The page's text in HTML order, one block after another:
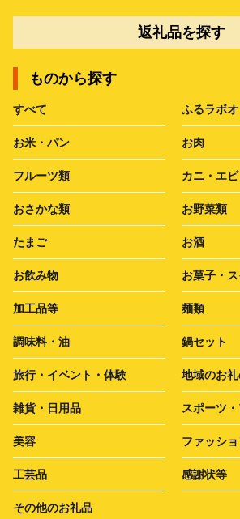
返礼品を探す
ものから探す
すべて ふるラボ
お米・パン お肉
フルーツ類 カニ・エビ
おさかな類 お野菜類
たまご お酒
お飲み物 お菓子・
加工品等 麺類
調味料・油 鍋セット
旅行・イベント・体験 地域のお
雑貨・日用品 スポーツ
美容 ファッシ
工芸品 感謝状等
その他のお礼品